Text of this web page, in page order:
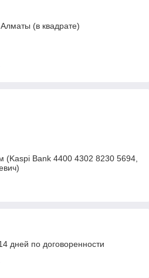
(в квадрате)
(Kaspi Bank 4400 4302 8230 5694,
дней по договоренности